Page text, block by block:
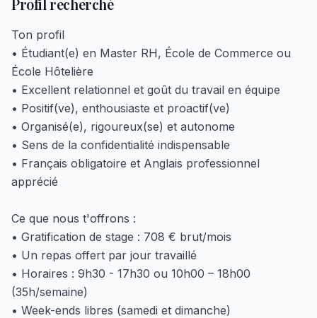
Profil recherché
Ton profil
• Étudiant(e) en Master RH, École de Commerce ou
École Hôtelière
• Excellent relationnel et goût du travail en équipe
• Positif(ve), enthousiaste et proactif(ve)
• Organisé(e), rigoureux(se) et autonome
• Sens de la confidentialité indispensable
• Français obligatoire et Anglais professionnel
apprécié
Ce que nous t'offrons :
• Gratification de stage : 708 € brut/mois
• Un repas offert par jour travaillé
• Horaires : 9h30 - 17h30 ou 10h00 – 18h00
(35h/semaine)
• Week-ends libres (samedi et dimanche)